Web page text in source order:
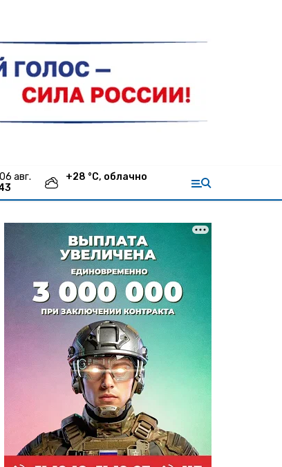
06 авг.
+28 °С, облачно